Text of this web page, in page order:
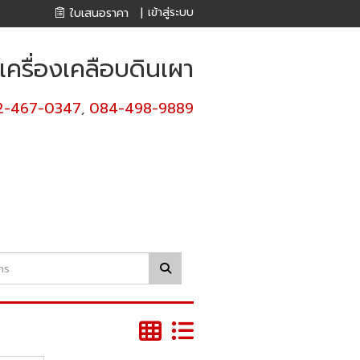
ใบเสนอราคา | เข้าสู่ระบบ
รื่องเคลือบดินเผา
467-0347, 084-498-9889